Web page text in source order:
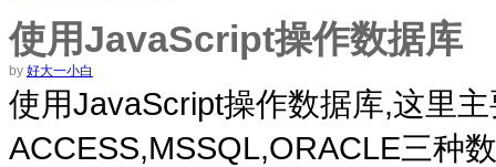
使用JavaScript操作数据库
by 好大一小白
使用JavaScript操作数据库,这里
ACCESS,MSSQL,ORACLE三种